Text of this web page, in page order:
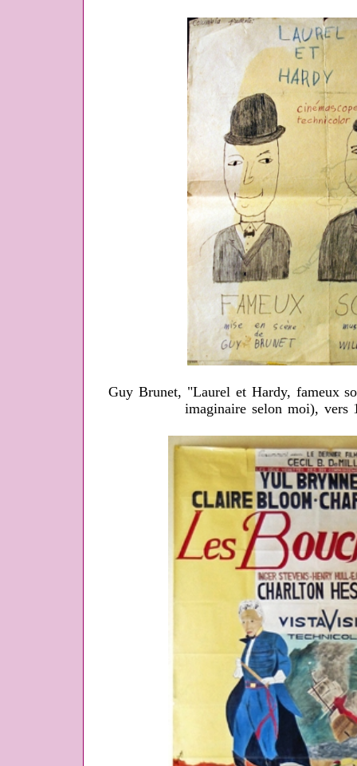
Guy Brunet, "Laurel et Hardy, fameux
imaginaire selon moi),